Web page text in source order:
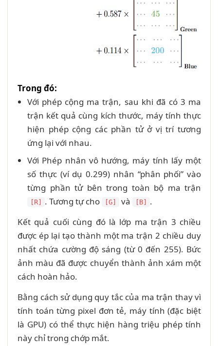
Trong đó:
Với phép cộng ma trận, sau khi đã có 3 ma
trận kết quả cùng kích thước, máy tính thực
hiện phép cộng các phần tử ở vị trí tương
ứng lại với nhau.
Với Phép nhân vô hướng, máy tính lấy một
số thực (ví dụ 0.299) nhân “phân phối” vào
từng phần tử bên trong toàn bộ ma trận
[R] . Tương tự cho [G] và [B]
.
Kết quả cuối cùng đó là lớp ma trận 3 chiều
được ép lại tạo thành một ma trận 2 chiều duy
nhất chứa cường độ sáng (từ 0 đến 255). Bức
ảnh màu đã được chuyển thành ảnh xám một
cách hoàn hảo.
Bằng cách sử dụng quy tắc của ma trận thay vì
tính toán từng pixel đơn tẻ, máy tính (đặc biệt
là GPU) có thể thực hiện hàng triệu phép tính
này chỉ trong chớp mắt.